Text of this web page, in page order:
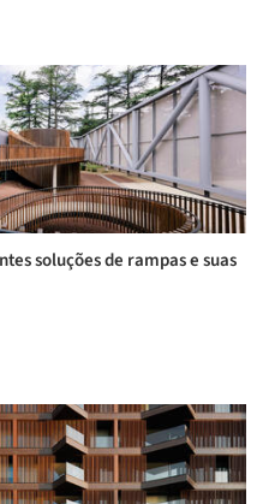
soluções de rampas e suas